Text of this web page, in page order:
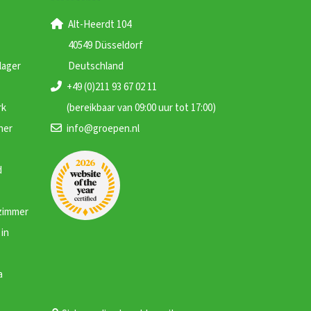
Alt-Heerdt 104
40549 Düsseldorf
Deutschland
+49 (0)211 93 67 02 11
(bereikbaar van 09:00 uur tot 17:00)
info@groepen.nl